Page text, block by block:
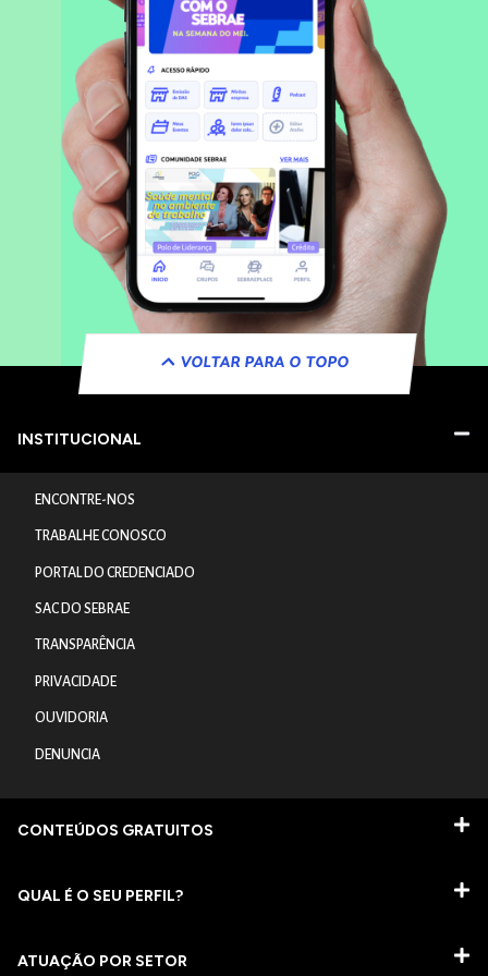
VOLTAR PARA O TOPO
INSTITUCIONAL
ENCONTRE-NOS
TRABALHE CONOSCO
PORTAL DO CREDENCIADO
SAC DO SEBRAE
TRANSPARÊNCIA
PRIVACIDADE
OUVIDORIA
DENUNCIA
CONTEÚDOS GRATUITOS
QUAL É O SEU PERFIL?
ATUAÇÃO POR SETOR